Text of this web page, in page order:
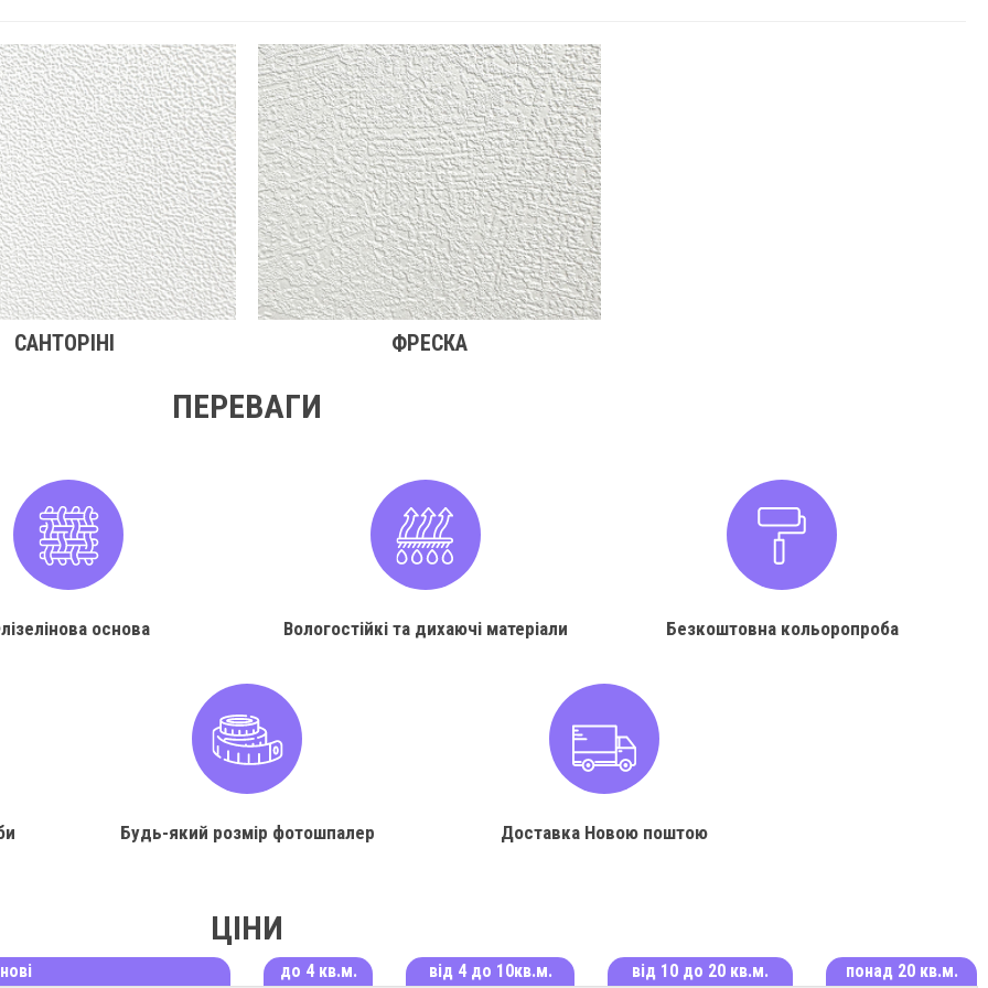
САНТОРІНІ ФРЕСКА
ПЕРЕВАГИ
основа Вологостійкі та дихаючі матеріали Безкоштовна кольоропроба
Будь-який розмір фотошпалер Доставка Новою поштою
ЦІНИ
до 4 кв.м. від 4 до 10кв.м. від 10 до 20 кв.м. понад 20 кв.м.